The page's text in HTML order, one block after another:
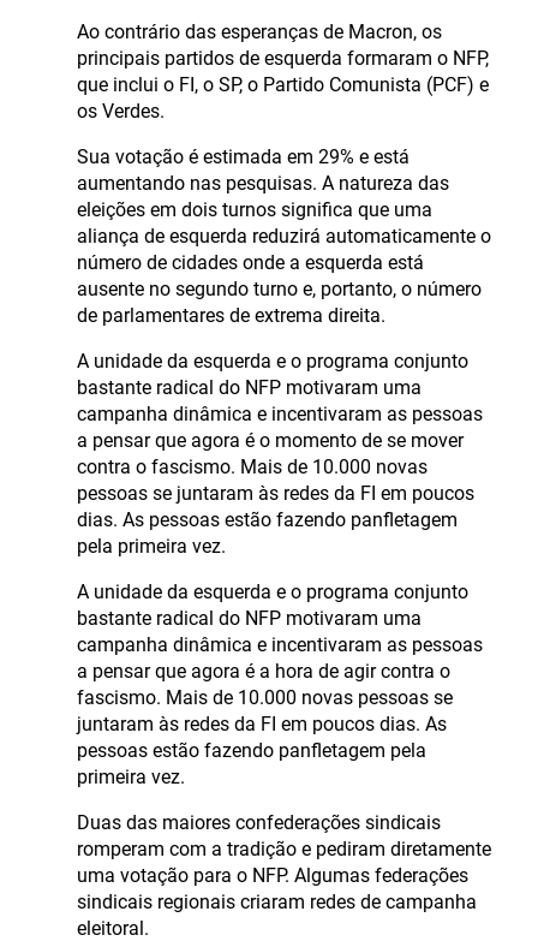
Ao contrário das esperanças de Macron, os
principais partidos de esquerda formaram o NFP,
que inclui o FI, o SP, o Partido Comunista (PCF) e
os Verdes.
Sua votação é estimada em 29% e está
aumentando nas pesquisas. A natureza das
eleições em dois turnos significa que uma
aliança de esquerda reduzirá automaticamente o
número de cidades onde a esquerda está
ausente no segundo turno e, portanto, o número
de parlamentares de extrema direita.
A unidade da esquerda e o programa conjunto
bastante radical do NFP motivaram uma
campanha dinâmica e incentivaram as pessoas
a pensar que agora é o momento de se mover
contra o fascismo. Mais de 10.000 novas
pessoas se juntaram às redes da FI em poucos
dias. As pessoas estão fazendo panfletagem
pela primeira vez.
A unidade da esquerda e o programa conjunto
bastante radical do NFP motivaram uma
campanha dinâmica e incentivaram as pessoas
a pensar que agora é a hora de agir contra o
fascismo. Mais de 10.000 novas pessoas se
juntaram às redes da FI em poucos dias. As
pessoas estão fazendo panfletagem pela
primeira vez.
Duas das maiores confederações sindicais
romperam com a tradição e pediram diretamente
uma votação para o NFP. Algumas federações
sindicais regionais criaram redes de campanha
eleitoral.